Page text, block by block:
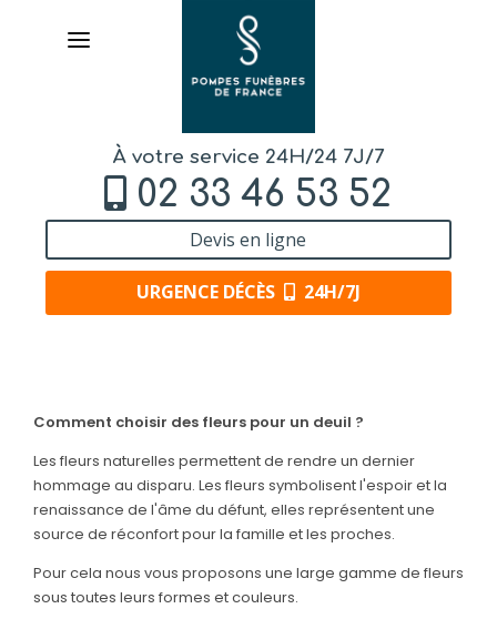
À votre service 24H/24 7J/7
02 33 46 53 52
Devis en ligne
URGENCE DÉCÈS 24H/7J
PRÉVOIR SES OBSÈQUES
SERVICES & ARTICLES
Entretien de sépultureNOTRE AGENCE
Comment choisir des fleurs pour un deuil ?
Les fleurs naturelles permettent de rendre un dernier
hommage au disparu. Les fleurs symbolisent l'espoir et la
renaissance de l'âme du défunt, elles représentent une
source de réconfort pour la famille et les proches.
Pour cela nous vous proposons une large gamme de fleurs
sous toutes leurs formes et couleurs.